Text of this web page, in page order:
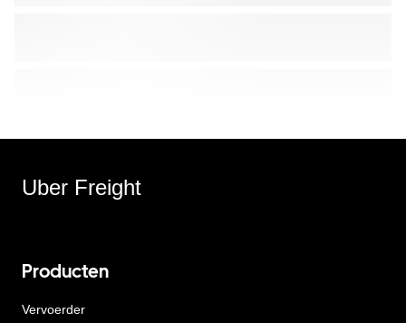
Uber Freight
Producten
Vervoerder